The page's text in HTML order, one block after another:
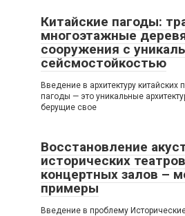
Китайские пагоды:
многоэтажные
сооружения с
сейсмостойкостью
Введение в архитектуру китайских
пагоды — это уникальные
берущие свое
Восстановление
исторических
концертных залов –
примеры
Введение в проблему